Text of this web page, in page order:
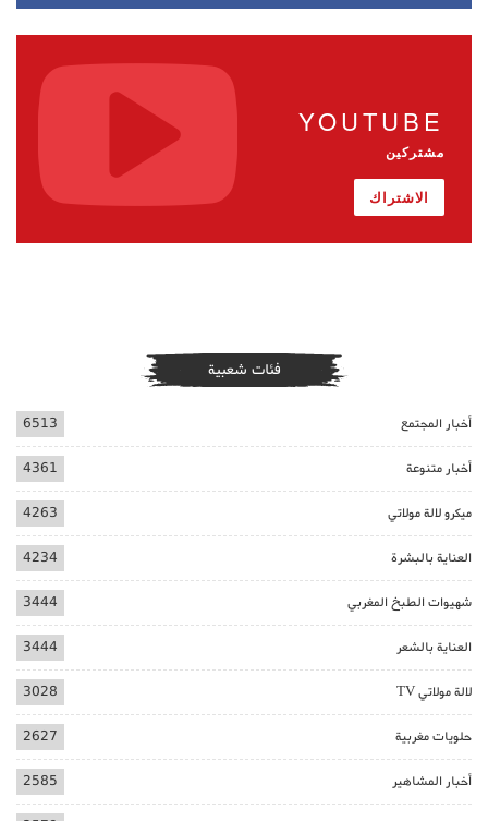
YOUTUBE
مشتركين
الاشتراك
فئات شعبية
أخبار المجتمع 6513
أخبار متنوعة 4361
ميكرو لالة مولاتي 4263
العناية بالبشرة 4234
شهيوات الطبخ المغربي 3444
العناية بالشعر 3444
لالة مولاتي TV 3028
حلويات مغربية 2627
أخبار المشاهير 2585